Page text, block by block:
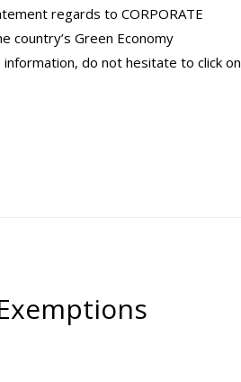
regards to CORPORATE
country’s Green Economy
do not hesitate to click on